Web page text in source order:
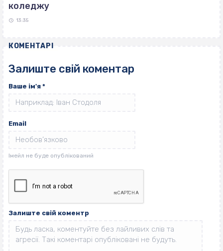
коледжу
13:35
КОМЕНТАРІ
Залиште свій коментар
Ваше ім'я *
Email
Залиште свій коментр